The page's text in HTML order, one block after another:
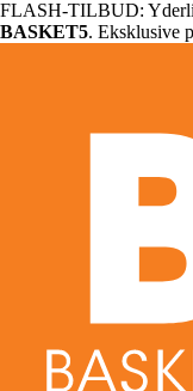
FLASH-TILBUD:
BASKET5. Eksklusive